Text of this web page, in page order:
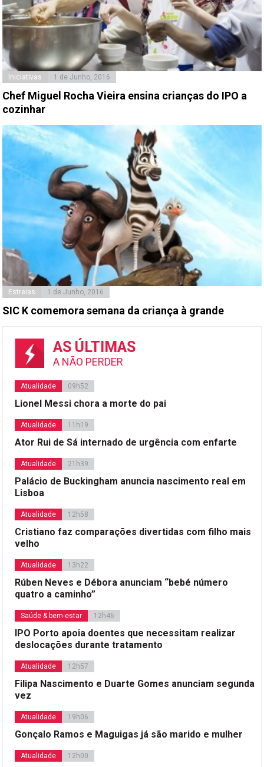
Iniciativas 1 de Junho, 2016
Chef Miguel Rocha Vieira ensina crianças do IPO a
cozinhar
Estreias 1 de Junho, 2016
SIC K comemora semana da criança à grande
AS ÚLTIMAS
A NÃO PERDER
Atualidade 09h52
Lionel Messi chora a morte do pai
Atualidade 11h19
Ator Rui de Sá internado de urgência com enfarte
Atualidade 21h39
Palácio de Buckingham anuncia nascimento real em
Lisboa
Atualidade 12h58
Cristiano faz comparações divertidas com filho mais
velho
Atualidade 13h22
Rúben Neves e Débora anunciam “bebé número
quatro a caminho”
Saúde & bem-estar 12h46
IPO Porto apoia doentes que necessitam realizar
deslocações durante tratamento
Atualidade 12h57
Filipa Nascimento e Duarte Gomes anunciam segunda
vez
Atualidade 19h06
Gonçalo Ramos e Maguigas já são marido e mulher
Atualidade 12h00